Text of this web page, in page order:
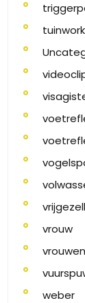
vrouw
vrouwen
weber